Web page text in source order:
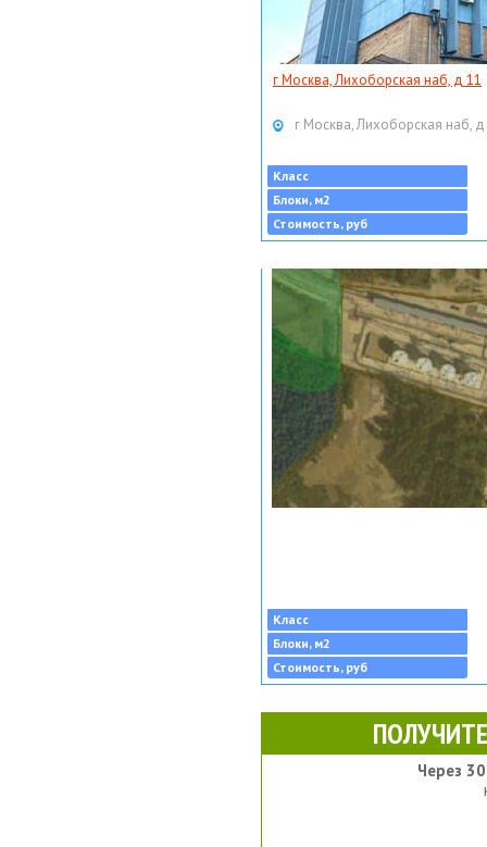
г Москва, Лихоборская наб, д 11
г Москва, Лихоборская наб,
Класс
Блоки, м2
Стоимость, руб
Класс
Блоки, м2
Стоимость, руб
Через